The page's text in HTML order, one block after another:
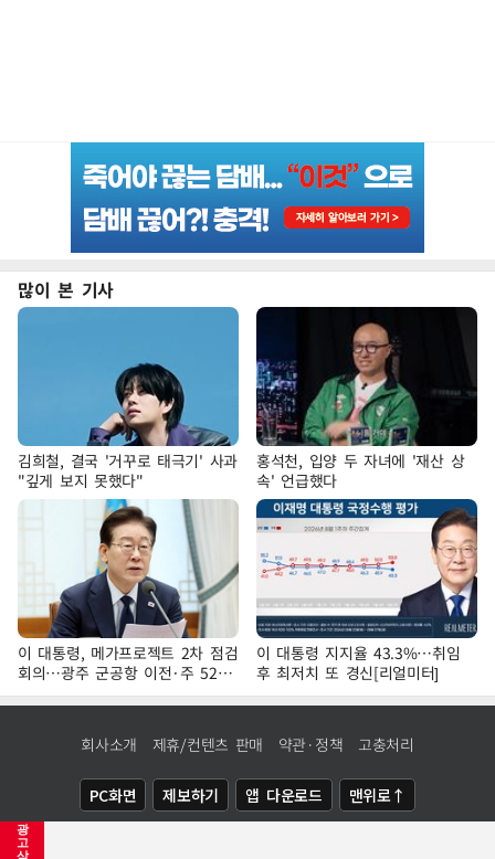
광
고
삭
많이 본 기사
김희철, 결국 '거꾸로 태극기' 사과
"깊게 보지 못했다"
홍석천, 입양 두 자녀에 '재산 상
속' 언급했다
이 대통령, 메가프로젝트 2차 점검
회의…광주 군공항 이전·주 52시
간 예외 등 논의
이 대통령 지지율 43.3%…취임
후 최저치 또 경신[리얼미터]
회사소개 제휴/컨텐츠 판매 약관·정책 고충처리
PC화면 제보하기 앱 다운로드 맨위로↑